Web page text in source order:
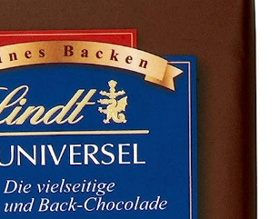
METZGER
WEISS
DR.QUENDT
BAHLSEN
MEIENBURG